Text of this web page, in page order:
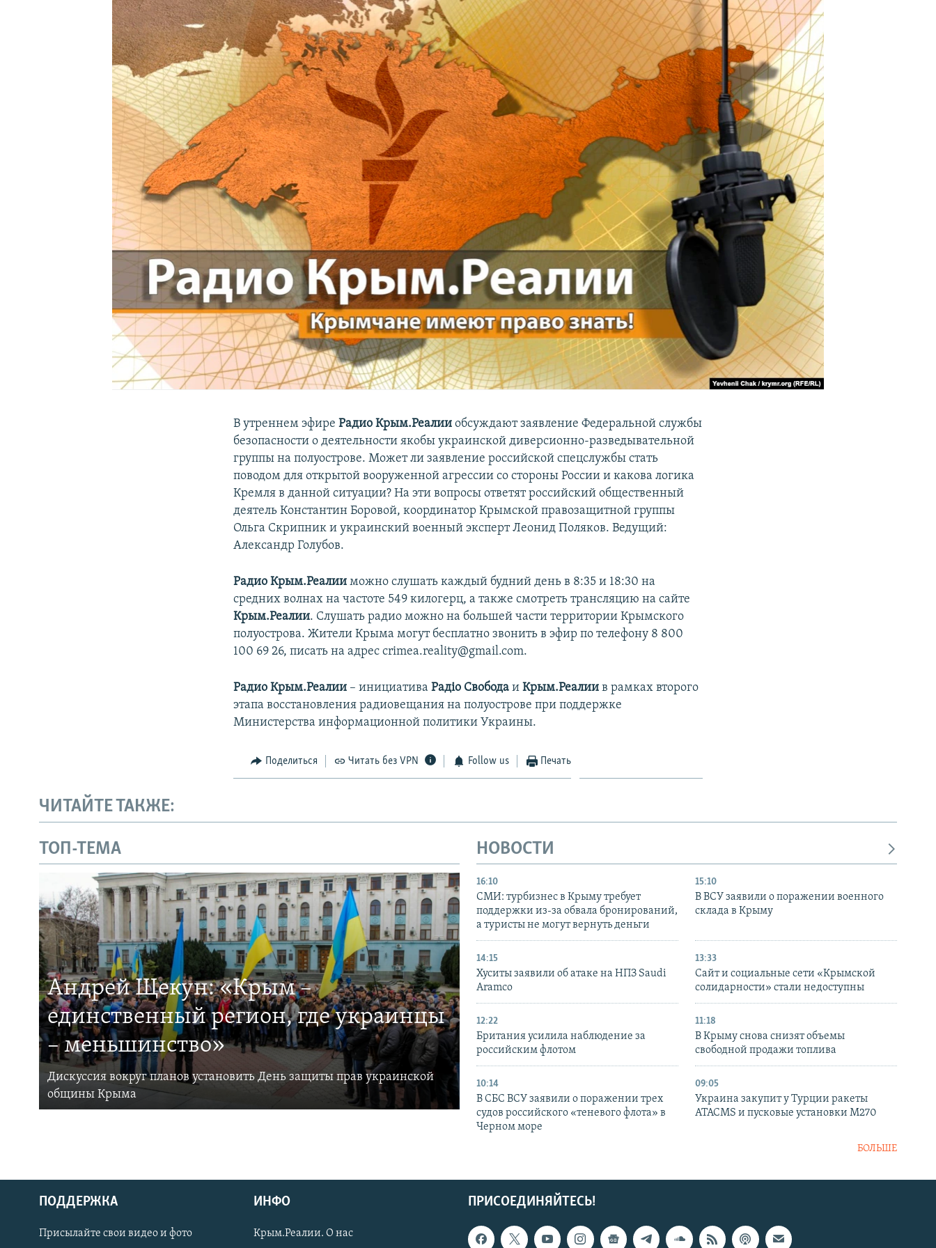
КРЫМ.НЕПОКОРЕННЫЙ
УКРАИНСКАЯ ПРОБЛЕМА КРЫМА
Українською
В утреннем эфиреРадио Крым.Реалии обсуждают заявление Федеральной службы
безопасности о деятельности якобы украинской диверсионно-разведывательной
группы на полуострове. Может ли заявление российской спецслужбы стать
поводом для открытой вооруженной агрессии со стороны России и какова логика
Кремля в данной ситуации? На эти вопросы ответят российский общественный
деятель Константин Боровой, координатор Крымской правозащитной группы
Ольга Скрипник и украинский военный эксперт Леонид Поляков. Ведущий:
Александр Голубов.
Радио Крым.Реалии можно слушать каждый будний день в 8:35 и 18:30 на
средних волнах на частоте 549 килогерц, а также смотреть трансляцию на сайте
Крым.Реалии. Слушать радио можно на большей части территории Крымского
полуострова. Жители Крыма могут бесплатно звонить в эфир по телефону 8 800
100 69 26, писать на адрес crimea.reality@gmail.com.
Радио Крым.Реалии – инициативаРадіо Свобода иКрым.Реалии в рамках второго
этапа восстановления радиовещания на полуострове при поддержке
Министерства информационной политики Украины.
Поделиться Читать без VPN Follow us Печать
ЧИТАЙТЕ ТАКЖЕ:
ТОП-ТЕМА
Андрей Щекун: «Крым –
единственный регион, где украинцы
– меньшинство»
Дискуссия вокруг планов установить День защиты прав украинской
общины Крыма
НОВОСТИ
16:10
СМИ: турбизнес в Крыму требует
поддержки из-за обвала бронирований,
а туристы не могут вернуть деньги
15:10
В ВСУ заявили о поражении военного
склада в Крыму
14:15
Хуситы заявили об атаке на НПЗ Saudi
Aramco
13:33
Сайт и социальные сети «Крымской
солидарности» стали недоступны
12:22
Британия усилила наблюдение за
российским флотом
11:18
В Крыму снова снизят объемы
свободной продажи топлива
10:14
В СБС ВСУ заявили о поражении трех
судов российского «теневого флота» в
Черном море
09:05
Украина закупит у Турции ракеты
ATACMS и пусковые установки M270
БОЛЬШЕ
ПРИСОЕДИНЯЙТЕСЬ!
ПОДДЕРЖКА
Присылайте свои видео и фото
ИНФО
Крым.Реалии. О нас